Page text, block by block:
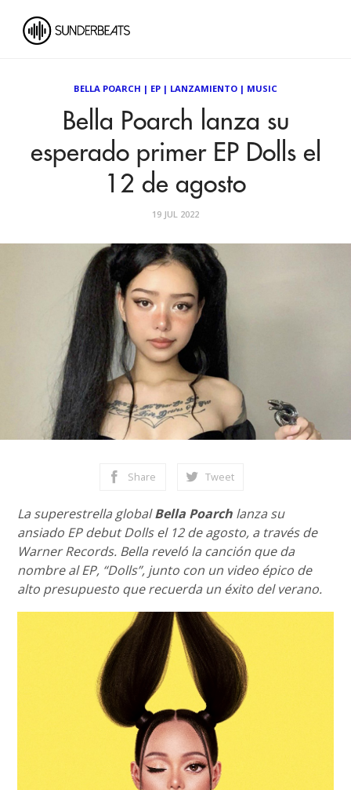
BELLA POARCH | EP | LANZAMIENTO | MUSIC
Bella Poarch lanza su
esperado primer EP Dolls el
12 de agosto
19 JUL 2022
Share Tweet
La superestrella globalBella Poarch lanza su
ansiado EP debut Dolls el 12 de agosto, a través de
Warner Records. Bella reveló la canción que da
nombre al EP, “Dolls”, junto con un video épico de
alto presupuesto que recuerda un éxito del verano.